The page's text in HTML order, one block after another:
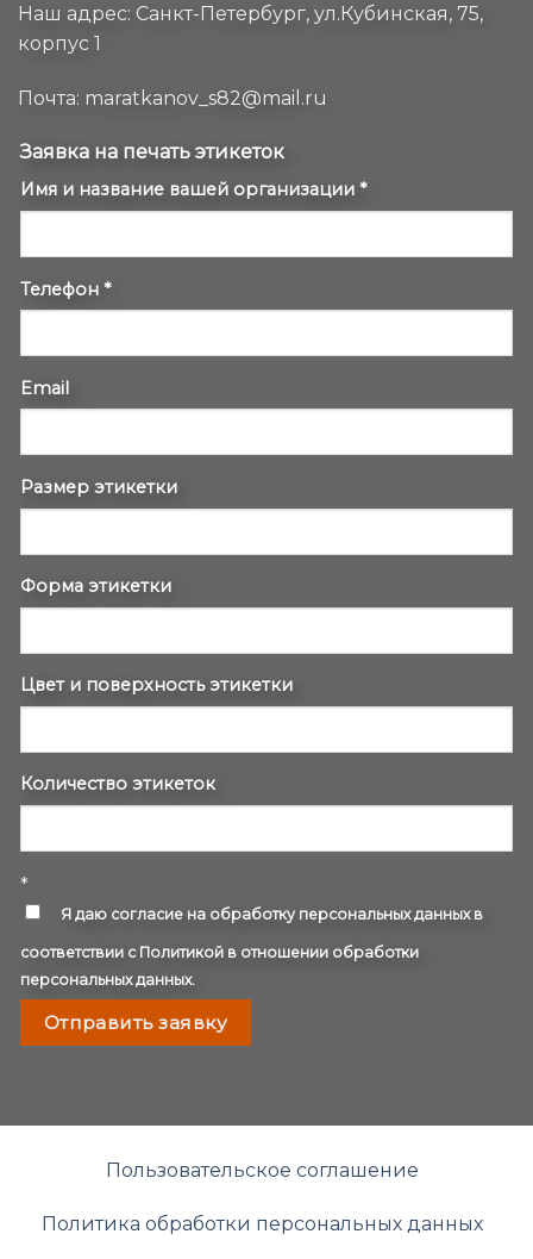
Наш адрес: Санкт-Петербург, ул.Кубинская, 75,
корпус 1
Почта: maratkanov_s82@mail.ru
ЗАЯВКА
НА
ПЕЧАТЬ
Заявка на печать этикеток
Имя и название вашей организации *
Телефон *
Email
Размер этикетки
Форма этикетки
Цвет и поверхность этикетки
Количество этикеток
*
Я даю согласие на обработку персональных данных в
соответствии с Политикой в отношении обработки
персональных данных.
Отправить заявку
Пользовательское соглашение
Политика обработки персональных данных